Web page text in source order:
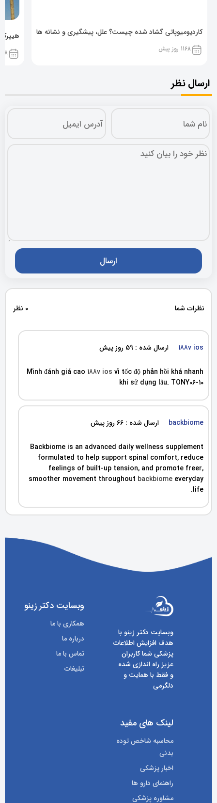
کاردیومیوپاتی گشاد شده چیست؟ علل، پیشگیری و نشانه ها
1168 روز پیش 1168
ارسال نظر
نظرات شما 0 نظر
188v ios ارسال شده : 59 روز پیش
Mình đánh giá cao 188v ios vì tốc độ phản hồi khá nhanh
khi sử dụng lâu. TONY06-10
backbiome ارسال شده : 66 روز پیش
Backbiome is an advanced daily wellness supplement
formulated to help support spinal comfort, reduce
feelings of built-up tension, and promote freer,
smoother movement throughout backbiome everyday
life.
وبسایت دکتر زینو با
هدف افزایش اطلاعات
پزشکی شما کاربران
عزیز راه اندازی شده
و فقط با همایت و
دلگرمی
وبسایت دکتر زینو
همکاری با ما
درباره ما
تماس با ما
تبلیغات
لینک های مفید
محاسبه شاخص توده
بدنی
اخبار پزشکی
راهنمای دارو ها
مشاوره پزشکی